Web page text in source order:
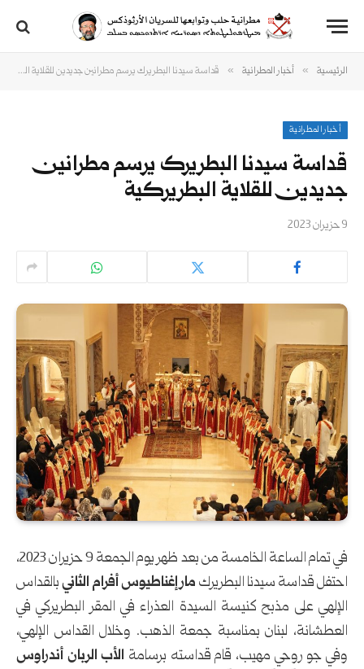
الرئيسية » أخبار المطرانية » قداسة سيدنا البطريرك يرسم مطرانين جديدين للقلاية البطريركية
أخبار المطرانية
قداسة سيدنا البطريرك يرسم مطرانين
جديدين للقلاية البطريركية
9 حزيران 2023
في تمام الساعة الخامسة من بعد ظهر يوم الجمعة 9 حزيران 2023،
احتفل قداسة سيدنا البطريرك مار إغناطيوس أفرام الثانيبالقداس
الإلهي على مذبح كنيسة السيدة العذراء في المقر البطريركي في
العطشانة، لبنان بمناسبة جمعة الذهب. وخلال القداس الإلهي،
وفي جو روحي مهيب، قام قداسته برسامة الأب الربان أندراوس